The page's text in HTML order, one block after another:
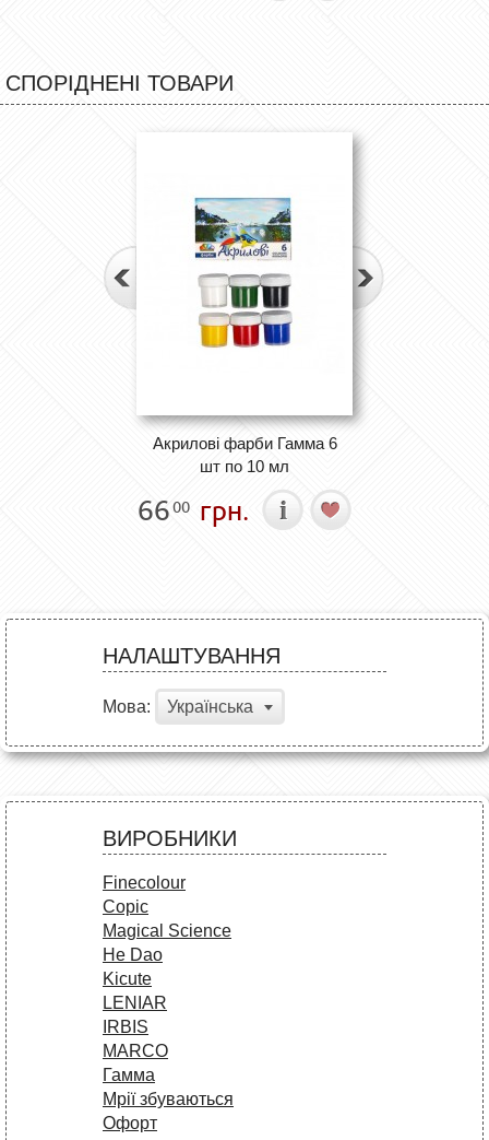
СПОРІДНЕНІ ТОВАРИ
Акрилові фарби Гамма 6
шт по 10 мл
6600 грн.
НАЛАШТУВАННЯ
Мова: Українська
ВИРОБНИКИ
Finecolour
Copic
Magical Science
He Dao
Kicute
LENIAR
IRBIS
MARCO
Гамма
Мрії збуваються
Офорт